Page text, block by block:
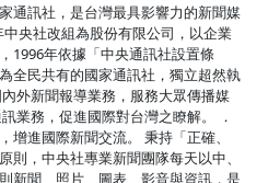
通訊社，是台灣最具影響力的新聞媒
央社改組為股份有限公司，以企業
1996年依據「中央通訊社設置條
全民共有的國家通訊社，獨立超然執
外新聞報導業務，服務大眾傳播媒
業務，促進國際對台灣之瞭解。 ．
增進國際新聞交流。 秉持「正確、
則，中央社專業新聞團隊每天以中、
新聞、照片、圖表、影音與資訊，是